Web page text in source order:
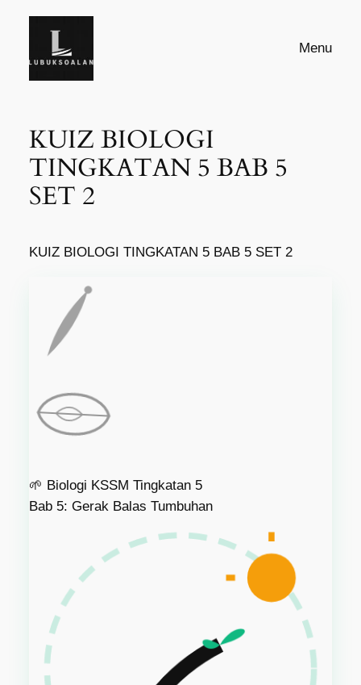
Menu
KUIZ BIOLOGI
TINGKATAN 5 BAB 5
SET 2
KUIZ BIOLOGI TINGKATAN 5 BAB 5 SET 2
🌱 Biologi KSSM Tingkatan 5
Bab 5: Gerak Balas Tumbuhan